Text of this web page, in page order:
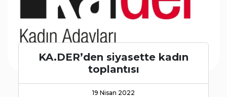
KA.DER’den siyasette kadın
toplantısı
19 Nisan 2022